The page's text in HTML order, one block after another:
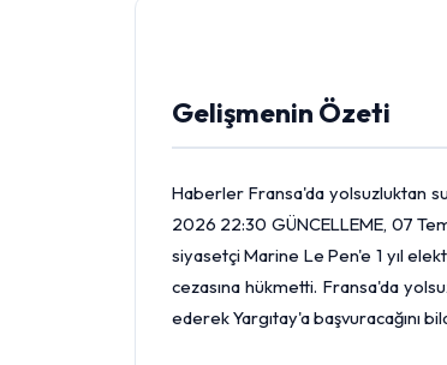
Gelişmenin Özeti
Haberler Fransa'da yolsuzluktan
2026 22:30 GÜNCELLEME, 07
siyasetçi Marine Le Pen'e 1 yıl
cezasına hükmetti. Fransa'da
ederek Yargıtay'a başvuracağını